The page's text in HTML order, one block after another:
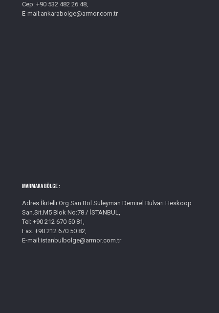
Cep: +90 532 482 26 48,
E-mail:ankarabolge@armor.com.tr
MARMARA BÖLGE :
Adres İkitelli Org.San.Böl Süleyman Demirel Bulvarı Heskoop
San.Sit.M5 Blok No:78 / İSTANBUL,
Tel: +90 212 670 50 81,
Fax: +90 212 670 50 82,
E-mail:istanbulbolge@armor.com.tr